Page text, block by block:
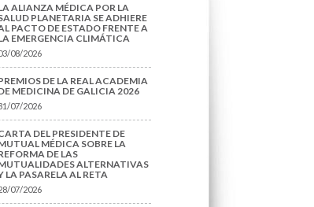
ALIANZA MÉDICA POR LA
PLANETARIA SE ADHIERE
PACTO DE ESTADO FRENTE A
EMERGENCIA CLIMÁTICA
08/2026
DE LA REAL ACADEMIA
MEDICINA DE GALICIA 2026
07/2026
DEL PRESIDENTE DE
MÉDICA SOBRE LA
DE LAS
ALTERNATIVAS
LA PASARELA AL RETA
07/2026